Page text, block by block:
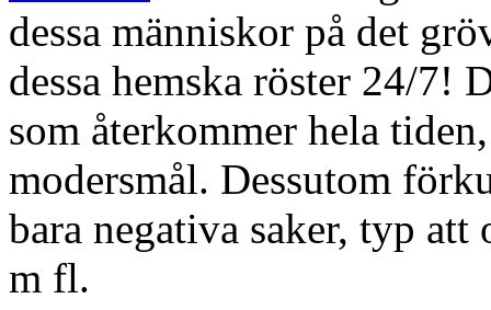
dessa människor på det
dessa hemska röster 24/7!
som återkommer hela
modersmål. Dessutom
bara negativa saker, typ
m fl.